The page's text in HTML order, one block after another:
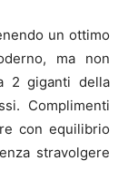
un ottimo
ma non
2 giganti della
Complimenti
con equilibrio
stravolgere